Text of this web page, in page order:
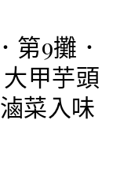
第9攤．
甲芋頭
菜入味